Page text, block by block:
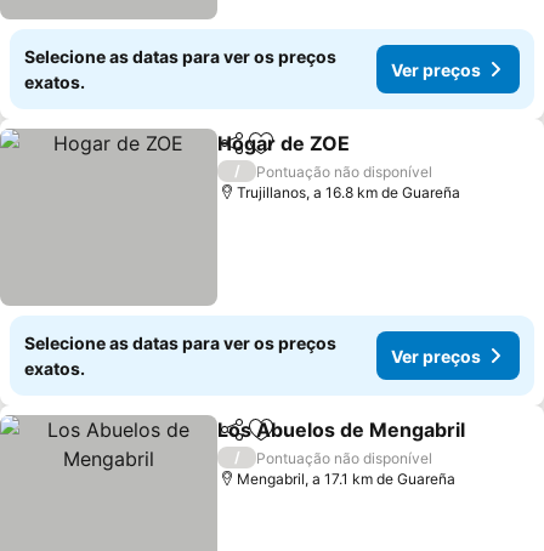
Selecione as datas para ver os preços
exatos.
Ver preços
PartilharAdicionar aos favoritos
Hogar de ZOE
/
Pontuação não disponível
Trujillanos, a 16.8 km de Guareña
Selecione as datas para ver os preços
exatos.
Ver preços
PartilharAdicionar aos favoritos
Los Abuelos de Mengabril
/
Pontuação não disponível
Mengabril, a 17.1 km de Guareña